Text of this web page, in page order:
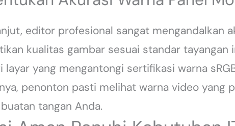
editor profesional sangat mengandalkan
kualitas gambar sesuai standar tayangan
layar yang mengantongi sertifikasi warna
penonton pasti melihat warna video yang
tangan Anda.